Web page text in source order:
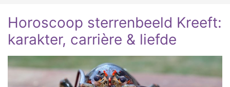
Horoscoop sterrenbeeld Kreeft:
karakter, carrière & liefde